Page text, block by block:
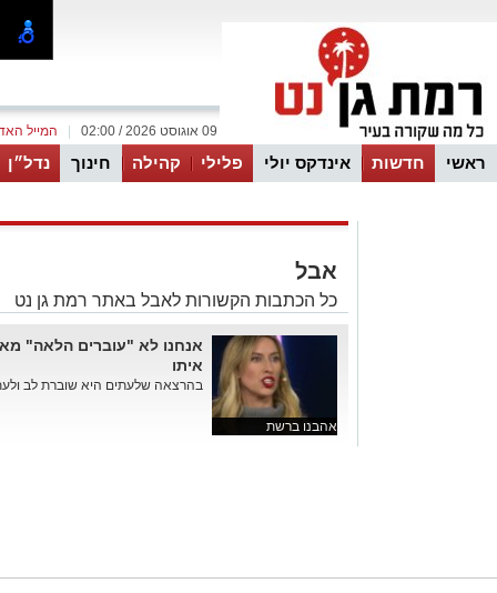
המייל 09 אוגוסט 2026 / 02:00
ראשי חדשות אינדקס יולי פלילי קהילה חינוך
נדל״ן
אבל
כל הכתבות הקשורות לאבל באתר רמת גן נט
אהבנו ברשת
אנחנו לא "עוברים הלאה"
איתו
בהרצאה שלעתים היא שוברת לב